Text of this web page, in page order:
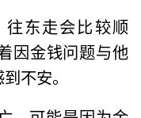
东走会比较顺
因金钱问题与他
不安。